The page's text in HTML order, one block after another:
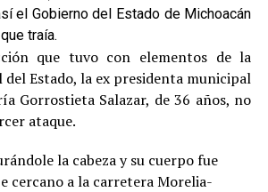
el Gobierno del Estado de Michoacán
traía.
que tuvo con elementos de la
Estado, la ex presidenta municipal
Gorrostieta Salazar, de 36 años, no
ataque.
la cabeza y su cuerpo fue
cercano a la carretera Morelia-